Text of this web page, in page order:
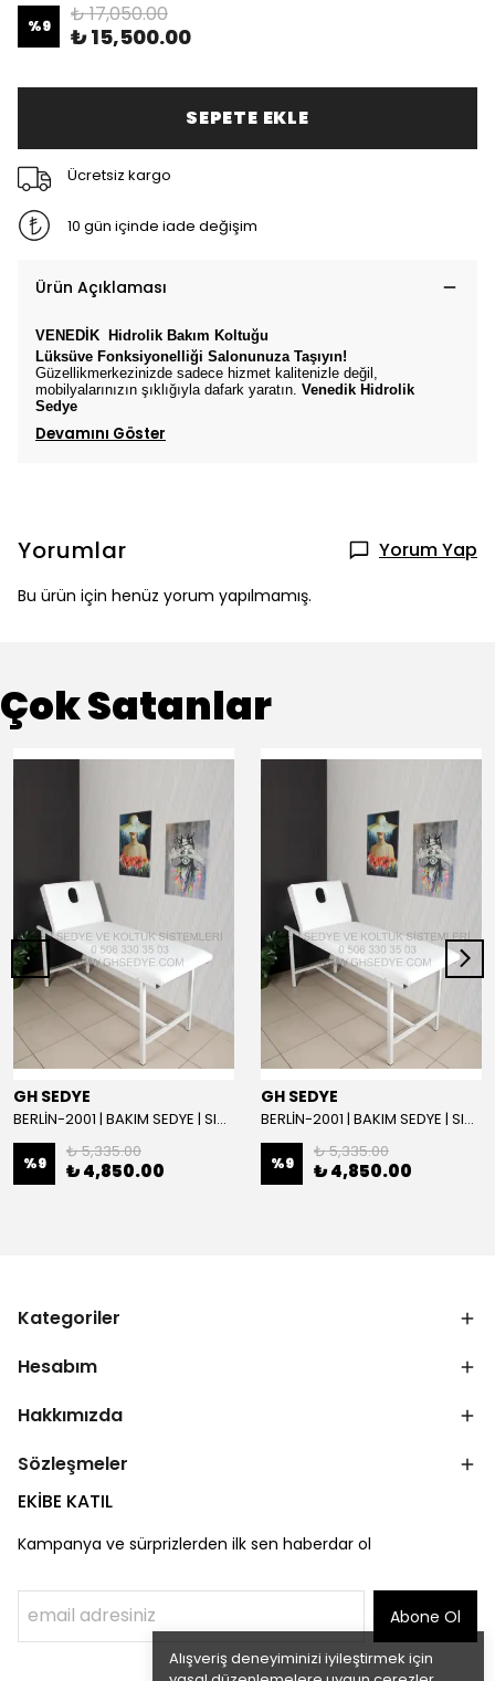
Alışveriş deneyiminizi iyileştirmek için
%9 ₺ 17,050.00
₺ 15,500.00
SEPETE EKLE
Ücretsiz kargo
10 gün içinde iade değişim
Ürün Açıklaması
VENEDİK Hidrolik Bakım Koltuğu
Lüksüve Fonksiyonelliği Salonunuza Taşıyın!
Güzellikmerkezinizde sadece hizmet kalitenizle değil,
mobilyalarınızın şıklığıyla dafark yaratın. Venedik Hidrolik
Sedye
Devamını Göster
Yorumlar Yorum Yap
Bu ürün için henüz yorum yapılmamış.
Çok Satanlar
GH SEDYE
BERLİN-2001 | BAKIM SEDYE | SIRT AYARLI | BEYAZ
%9
₺ 5,335.00
₺ 4,850.00
GH SEDYE
BERLİN-2001 | BAKIM SEDYE | SIRT AYARLI
%9
₺ 5,335.00
₺ 4,850.00
Kategoriler
Hesabım
Hakkımızda
Sözleşmeler
EKİBE KATIL
Kampanya ve sürprizlerden ilk sen haberdar ol
Abone Ol